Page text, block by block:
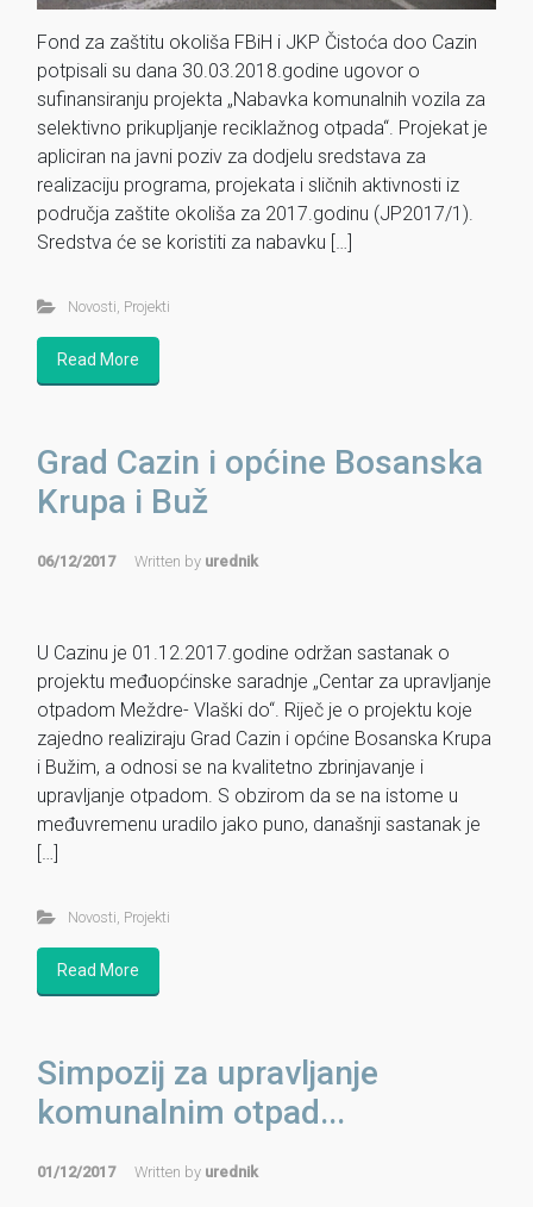
Fond za zaštitu okoliša FBiH i JKP Čistoća doo Cazin
potpisali su dana 30.03.2018.godine ugovor o
sufinansiranju projekta „Nabavka komunalnih vozila za
selektivno prikupljanje reciklažnog otpada“. Projekat je
apliciran na javni poziv za dodjelu sredstava za
realizaciju programa, projekata i sličnih aktivnosti iz
područja zaštite okoliša za 2017.godinu (JP2017/1).
Sredstva će se koristiti za nabavku […]
Novosti Projekti
Read More
Grad Cazin i općine Bosanska
Krupa i Buž
06/12/2017 Written by urednik
U Cazinu je 01.12.2017.godine održan sastanak o
projektu međuopćinske saradnje „Centar za upravljanje
otpadom Meždre- Vlaški do“. Riječ je o projektu koje
zajedno realiziraju Grad Cazin i općine Bosanska Krupa
i Bužim, a odnosi se na kvalitetno zbrinjavanje i
upravljanje otpadom. S obzirom da se na istome u
međuvremenu uradilo jako puno, današnji sastanak je
[…]
Novosti Projekti
Read More
Simpozij za upravljanje
komunalnim otpad...
01/12/2017 Written by urednik